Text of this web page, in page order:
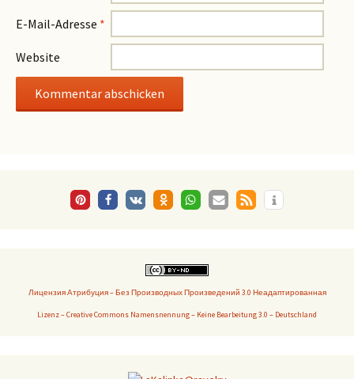
E-Mail-Adresse *
Website
Лицензия Атрибуция – Без Производных Произведений 3.0 Неадаптированная
Lizenz – Creative Commons Namensnennung – Keine Bearbeitung 3.0 – Deutschland